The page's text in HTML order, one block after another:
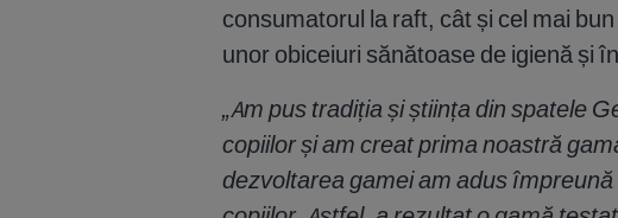
consumatorul la raft, cât și cel mai
unor obiceiuri sănătoase de igienă și
„Am pus tradiția și știința din spatele
copiilor și am creat prima noastră
dezvoltarea gamei am adus